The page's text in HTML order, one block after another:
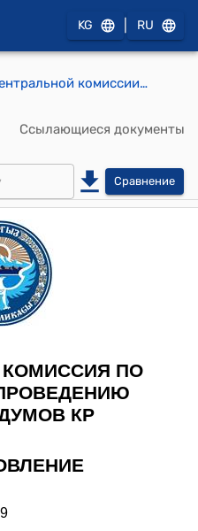
KG RU
Постановление Центральной комиссии по выборам и проведению референдумов КР от 7 октября 2011 года № 349 "О регистрации доверенных лиц кандидата на должность Президента Кыргызской Республики Байболова К.К."
Ссылающиеся документы
Сравнение